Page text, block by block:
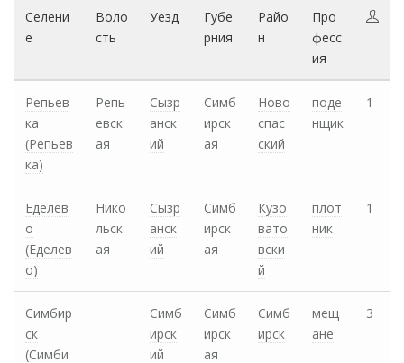
Селени
е
Воло
сть
Уезд
Губе
рния
Райо
н
Про
фесс
ия
Репьев
ка
(Репьев
ка)
Репь
евск
ая
Сызр
анск
ий
Симб
ирск
ая
Ново
спас
ский
поде
нщик
1
Еделев
о
(Еделев
о)
Нико
льск
ая
Сызр
анск
ий
Симб
ирск
ая
Кузо
вато
вски
й
плот
ник
1
Симбир
ск
(Симби
Симб
ирск
ий
Симб
ирск
ая
Симб
ирск
мещ
ане
3